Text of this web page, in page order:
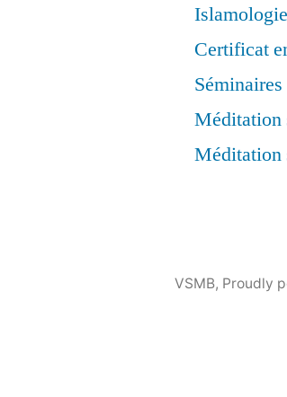
Certificat
Méditation
Méditation
VSMB, Proudly